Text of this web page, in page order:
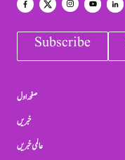
Subscribe
صفحہ اول
خبریں
عالمی خبریں